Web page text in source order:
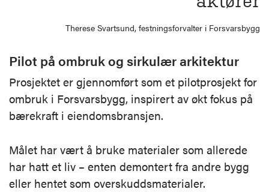
Therese Svartsund, festningsforvalter i Forsvarsbygg
Pilot på ombruk og sirkulær arkitektur
Prosjektet er gjennomført som et pilotprosjekt for
ombruk i Forsvarsbygg, inspirert av økt fokus på
bærekraft i eiendomsbransjen.
Målet har vært å bruke materialer som allerede
har hatt et liv – enten demontert fra andre bygg
eller hentet som overskuddsmaterialer.